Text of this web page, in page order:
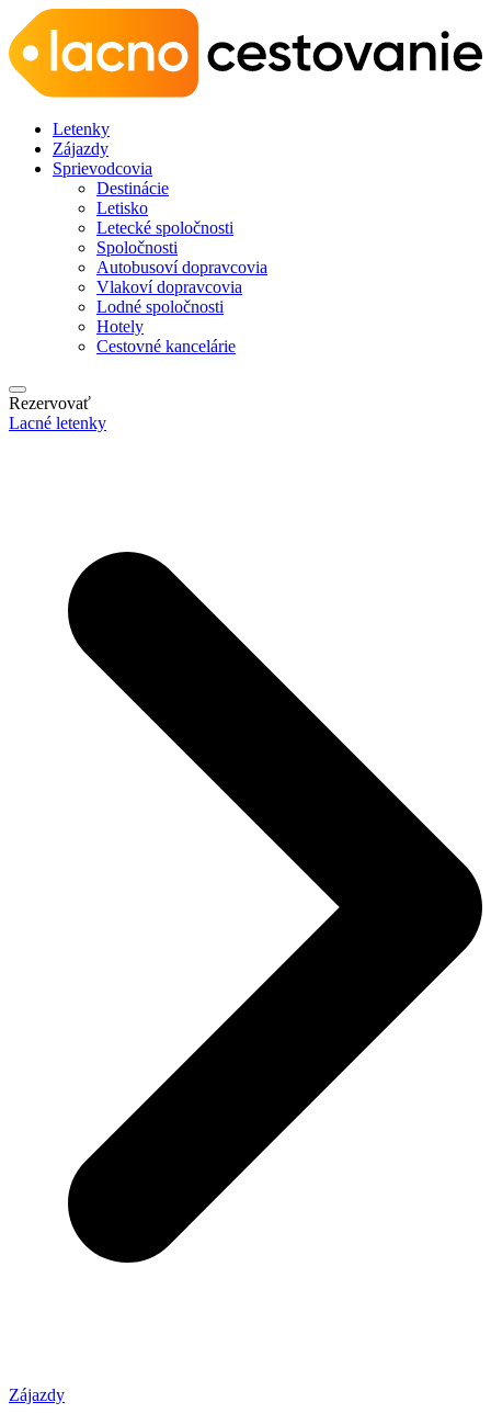
Letenky
Zájazdy
Sprievodcovia
Destinácie
Letisko
Letecké spoločnosti
Spoločnosti
Autobusoví dopravcovia
Vlakoví dopravcovia
Lodné spoločnosti
Hotely
Cestovné kancelárie
Rezervovať
Lacné letenky
Zájazdy